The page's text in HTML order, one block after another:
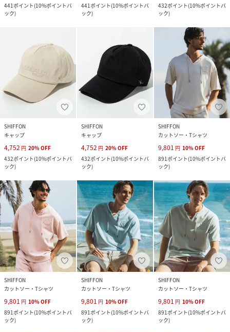
441ポイント(10%ポイントバ
ック)
441ポイント(10%ポイントバ
ック)
432ポイント(10%ポイントバ
ック)
SHIFFON
キャップ
4,752 円 20%OFF
432ポイント(10%ポイントバ
ック)
SHIFFON
キャップ
4,752 円 20%OFF
432ポイント(10%ポイントバ
ック)
SHIFFON
カットソー・Tシャツ
9,801 円 10%OFF
891ポイント(10%ポイントバ
ック)
SHIFFON
カットソー・Tシャツ
9,801 円 10%OFF
891ポイント(10%ポイントバ
ック)
SHIFFON
カットソー・Tシャツ
9,801 円 10%OFF
891ポイント(10%ポイントバ
ック)
SHIFFON
カットソー・Tシャツ
9,801 円 10%OFF
891ポイント(10%ポイントバ
ック)